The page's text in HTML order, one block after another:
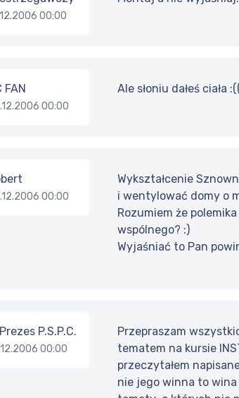
00:00
FAN
00:00
Ale słoniu dałeś
00:00
Wykształcenie
i wentylować domy o
Rozumiem że
wspólnego? :)
Wyjaśniać to Pan
P.S.P.C.
00:00
Przepraszam
tematem na kursie
przeczytałem
nie jego winna to